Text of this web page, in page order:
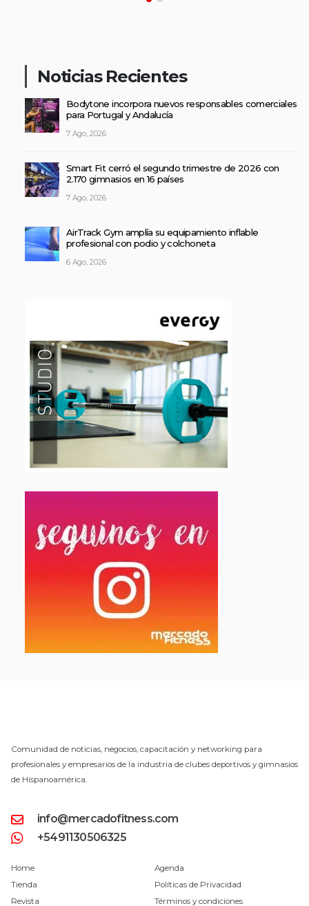
Noticias Recientes
Bodytone incorpora nuevos responsables comerciales
para Portugal y Andalucía
7 Ago, 2026
Smart Fit cerró el segundo trimestre de 2026 con
2.170 gimnasios en 16 países
7 Ago, 2026
AirTrack Gym amplía su equipamiento inflable
profesional con podio y colchoneta
6 Ago, 2026
Comunidad de noticias, negocios, capacitación y networking para
profesionales y empresarios de la industria de clubes deportivos y gimnasios
de Hispanoamérica.
info@mercadofitness.com
+5491130506325
Home
Tienda
Revista
Agenda
Políticas de Privacidad
Términos y condiciones